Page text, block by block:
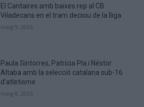
El Cantaires amb baixes rep al CB
Viladecans en el tram decisiu de la lliga
maig 9, 2026
Paula Sintorres, Patrícia Pla i Néstor
Altaba amb la selecció catalana sub-16
d’atletisme
maig 8, 2026